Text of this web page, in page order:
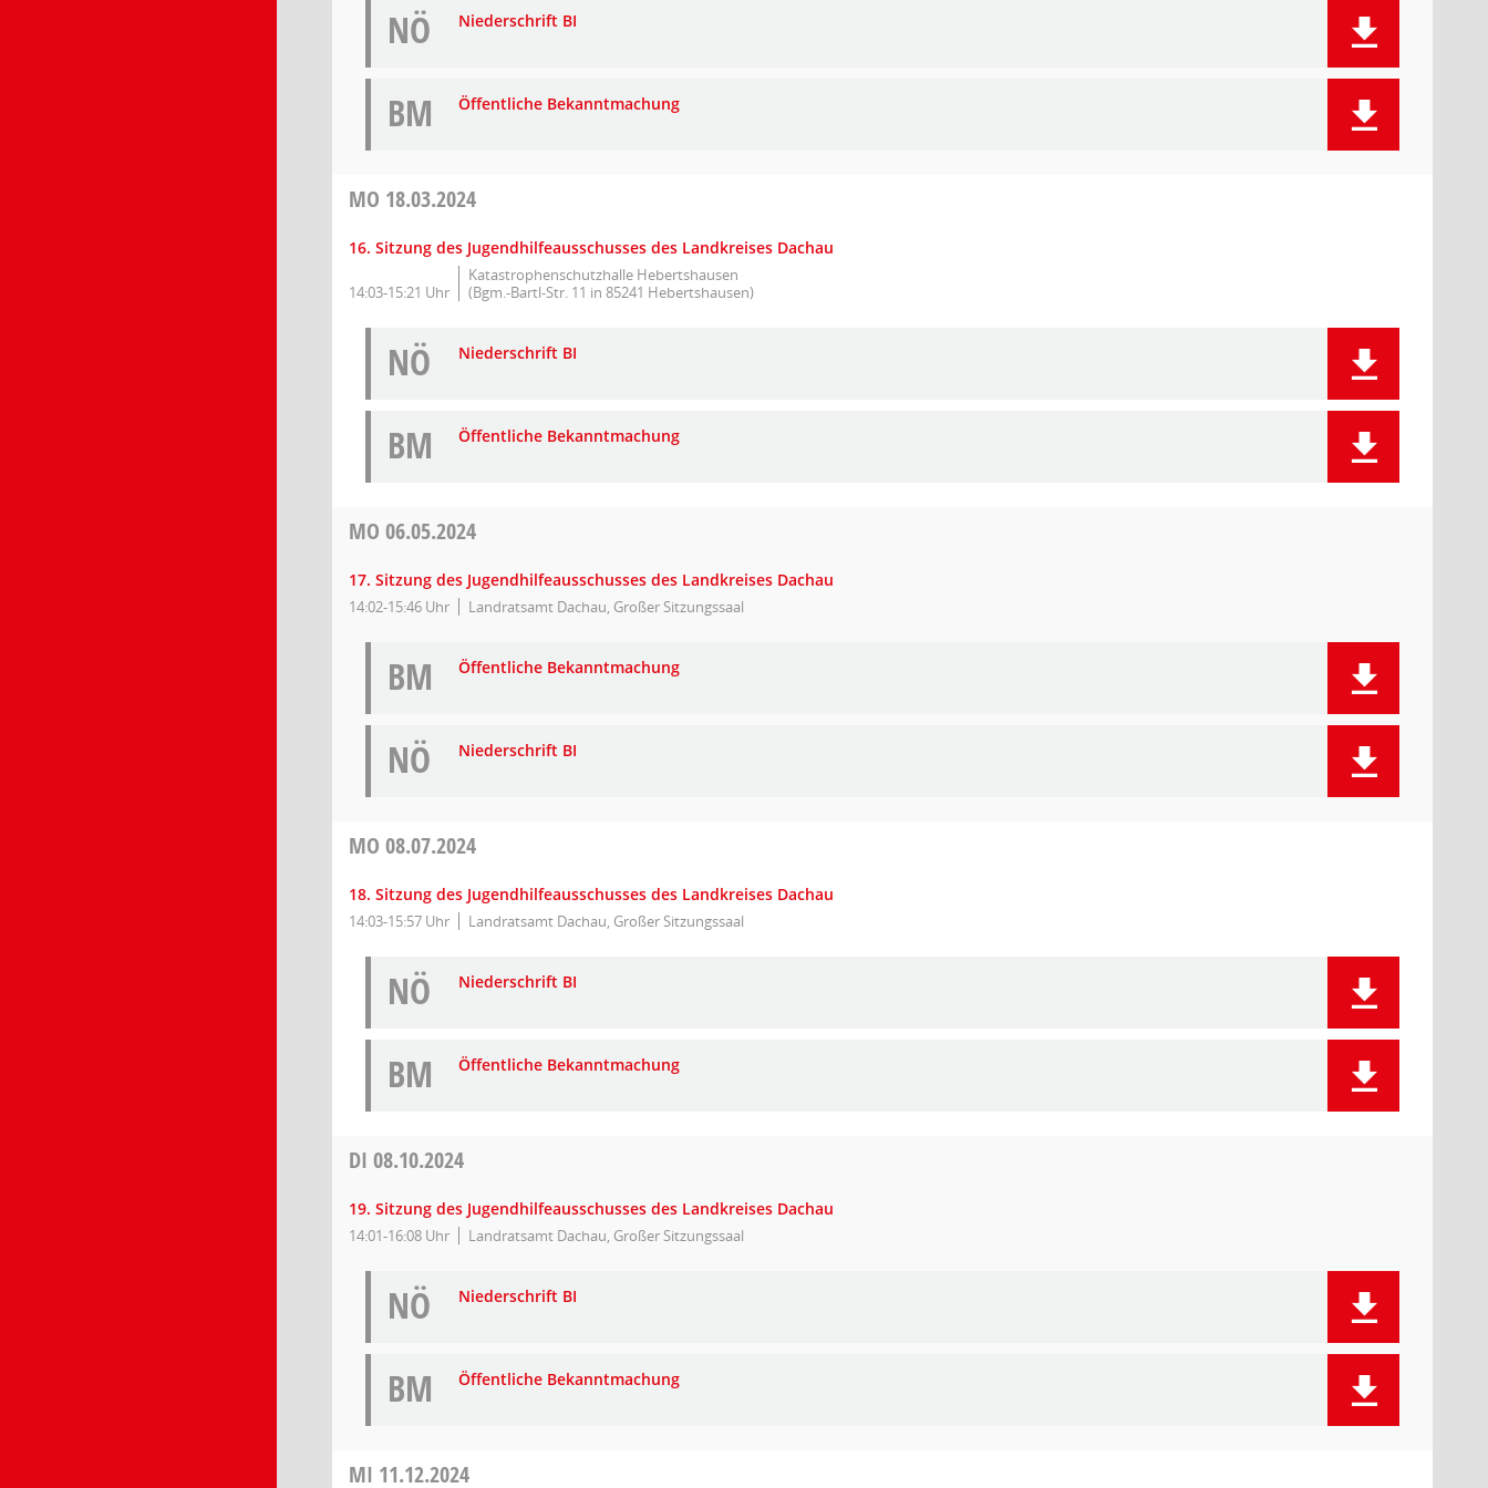
NÖ Niederschrift BI
BM Öffentliche Bekanntmachung
MO 18.03.2024
16. Sitzung des Jugendhilfeausschusses des Landkreises Dachau
14:03-15:21 Uhr
Katastrophenschutzhalle Hebertshausen
(Bgm.-Bartl-Str. 11 in 85241 Hebertshausen)
NÖ Niederschrift BI
BM Öffentliche Bekanntmachung
MO 06.05.2024
17. Sitzung des Jugendhilfeausschusses des Landkreises Dachau
14:02-15:46 Uhr Landratsamt Dachau, Großer Sitzungssaal
BM Öffentliche Bekanntmachung
NÖ Niederschrift BI
MO 08.07.2024
18. Sitzung des Jugendhilfeausschusses des Landkreises Dachau
14:03-15:57 Uhr Landratsamt Dachau, Großer Sitzungssaal
NÖ Niederschrift BI
BM Öffentliche Bekanntmachung
DI 08.10.2024
19. Sitzung des Jugendhilfeausschusses des Landkreises Dachau
14:01-16:08 Uhr Landratsamt Dachau, Großer Sitzungssaal
NÖ Niederschrift BI
BM Öffentliche Bekanntmachung
MI 11.12.2024